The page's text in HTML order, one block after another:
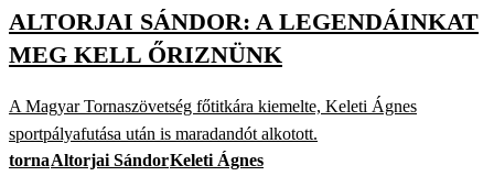
ALTORJAI SÁNDOR: A LEGENDÁINKAT
MEG KELL ŐRIZNÜNK
A Magyar Tornaszövetség főtitkára kiemelte, Keleti Ágnes
sportpályafutása után is maradandót alkotott.
tornaAltorjai SándorKeleti Ágnes